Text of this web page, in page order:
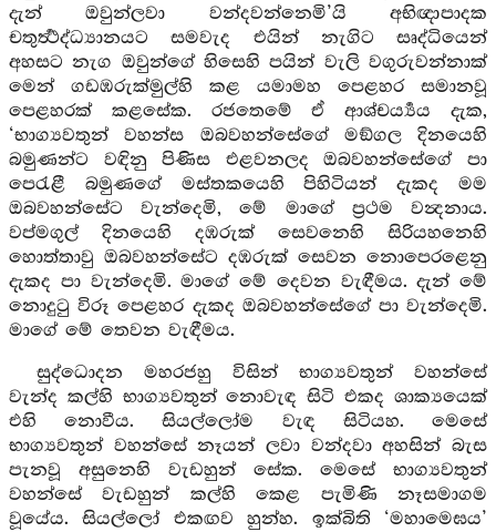
දැන් ඔවුන්ලවා වන්දවන්නෙමි’යි අභිඥාපාදක
චතුර්‍ත්‍ථද්ධ්‍යානයට සමවැද එයින් නැගිට සෘද්ධියෙන්
අහසට නැග ඔවුන්ගේ හිසෙහි පයින් වැලි වගුරුවන්නාක්
මෙන් ගඩඹරුක්මුල්හි කළ යමාමහ පෙළහර සමානවූ
පෙළහරක් කළසේක. රජතෙමේ ඒ ආශ්චර්‍ය්‍යය දැක,
‘භාග්‍යවතුන් වහන්ස ඔබවහන්සේගේ මඞ්ගල දිනයෙහි
බමුණන්ට වඳිනු පිණිස එළවනලද ඔබවහන්සේගේ පා
පෙරැළී බමුණගේ මස්තකයෙහි පිහිටියන් දැකද මම
ඔබවහන්සේට වැන්දෙමි, මේ මාගේ ප්‍රථම වන්‍දනාය.
වප්මගුල් දිනයෙහි දඹරුක් සෙවනෙහි සිරියහනෙහි
හොත්තාවු ඔබවහන්සේට දඹරුක් සෙවන නොපෙරළෙනු
දැකද පා වැන්දෙමි. මාගේ මේ දෙවන වැඳීමය. දැන් මේ
නොදුටු විරූ පෙළහර දැකද ඔබවහන්සේගේ පා වැන්දෙමි.
මාගේ මේ තෙවන වැඳීමය.
සුද්ධොදන මහරජහු විසින් භාග්‍යවතුන් වහන්සේ
වැන්ද කල්හි භාග්‍යවතුන් නොවැඳ සිටි එකද ශාක්‍යයෙක්
එහි නොවීය. සියල්ලෝම වැඳ සිටියහ. මෙසේ
භාග්‍යවතුන් වහන්සේ නෑයන් ලවා වන්දවා අහසින් බැස
පැනවූ අසුනෙහි වැඩහුන් සේක. මෙසේ භාග්‍යවතුන්
වහන්සේ වැඩහුන් කල්හි කෙළ පැමිණි නෑසමාගම
වූයේය. සියල්ලෝ එකඟව හුන්හ. ඉක්බිති ‘මහාමෙඝය’